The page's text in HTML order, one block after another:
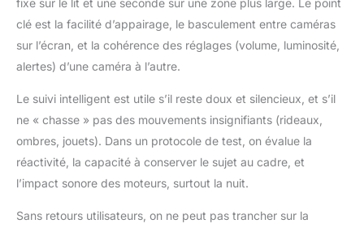
clé est la facilité d’appairage, le basculement entre caméras
sur l’écran, et la cohérence des réglages (volume, luminosité,
alertes) d’une caméra à l’autre.
Le suivi intelligent est utile s’il reste doux et silencieux, et s’il
ne « chasse » pas des mouvements insignifiants (rideaux,
ombres, jouets). Dans un protocole de test, on évalue la
réactivité, la capacité à conserver le sujet au cadre, et
l’impact sonore des moteurs, surtout la nuit.
Sans retours utilisateurs, on ne peut pas trancher sur la